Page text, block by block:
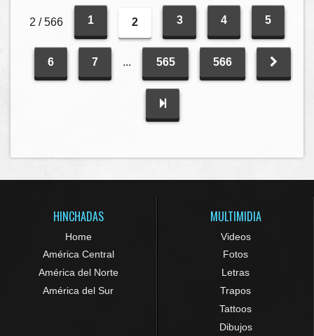
2 / 566 1 2 3 4 5
6 7 ... 565 566
HINCHADAS
Home
América Central
América del Norte
América del Sur
MULTIMIDIA
Videos
Fotos
Letras
Trapos
Tattoos
Dibujos